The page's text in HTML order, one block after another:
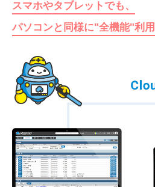
スマホやタブレットでも、
パソコンと同様に"全機能"利用